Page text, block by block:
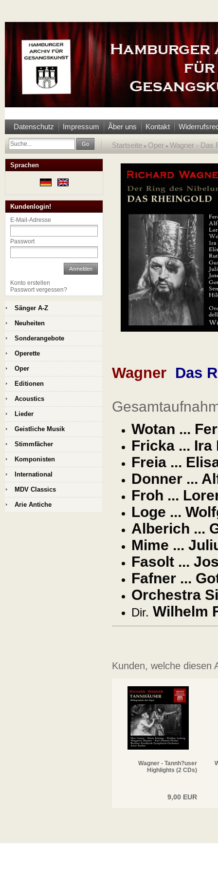
Datenschutz Impressum Ãber uns Kontakt
Go Startseite » Oper » Wagner - Das
Wagner Das
Wotan ...
Fricka ... Ira
Freia ...
Donner ...
Froh ...
Loge ...
Alberich ...
Mime ...
Fasolt ...
Fafner ...
Orchestra
Dir. Wilhelm
Kunden, welche diesen
Wagner - Tannh?user
Highlights (2 CDs)
9,00 EUR
Sprachen
Kundenlogin!
E-Mail-Adresse
Passwort
Anmelden
Konto erstellen
Passwort vergessen?
Sänger A-Z
Neuheiten
Sonderangebote
Operette
Oper
Editionen
Acoustics
Lieder
Geistliche Musik
Stimmfächer
Komponisten
International
MDV Classics
Arie Antiche